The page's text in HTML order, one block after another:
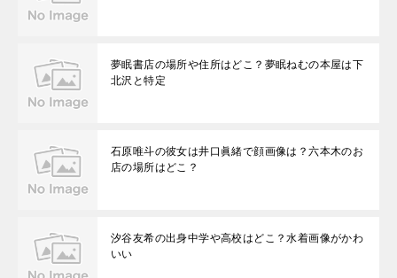
夢眠書店の場所や住所はどこ？夢眠ねむの本屋は下
北沢と特定
石原唯斗の彼女は井口眞緒で顔画像は？六本木のお
店の場所はどこ？
汐谷友希の出身中学や高校はどこ？水着画像がかわ
いい